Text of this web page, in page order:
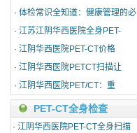
· 体检常识全知道：健康管理的必
· 江苏江阴华西医院全身PET-
· 江阴华西医院PET-CT价格
· 江阴华西医院PETCT扫描让
· 江阴华西医院PET/CT：重
PET-CT全身检查
· 江阴华西医院PET-CT全身扫描